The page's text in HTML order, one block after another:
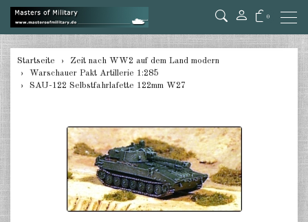
0
zurück
Deutschland 1:285
USA Artillery 1:285
USA andere 1:285
Kanada 1:285
Startseite
Zeit nach WW2 auf dem Land modern
Warschauer Pakt Artillerie 1:285
SAU-122 Selbstfahrlafette 122mm W27